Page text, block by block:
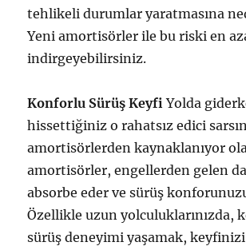
tehlikeli durumlar yaratmasına
Yeni amortisörler ile bu riski en
indirgeyebilirsiniz.
Konforlu Sürüş KeyfiYolda
hissettiğiniz o rahatsız edici
amortisörlerden kaynaklanıyor
amortisörler, engellerden gelen
absorbe eder ve sürüş
Özellikle uzun yolculuklarınızda,
sürüş deneyimi yaşamak, keyfinizi